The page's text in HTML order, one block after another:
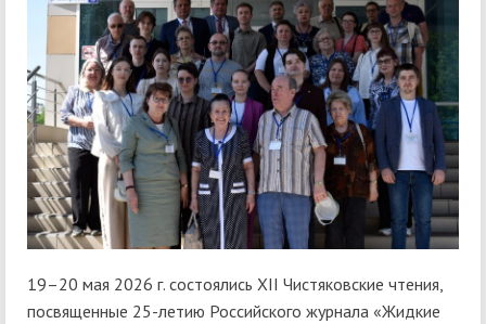
19–20 мая 2026 г. состоялись XII Чистяковские чтения,
посвященные 25-летию Российского журнала «Жидкие